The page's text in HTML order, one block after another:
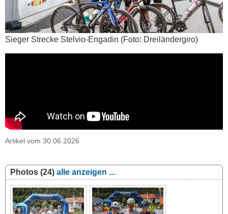
Sieger Strecke Stelvio-Engadin (Foto: Dreiländergiro)
Artikel vom 30.06.2026
Photos (24) alle anzeigen ...